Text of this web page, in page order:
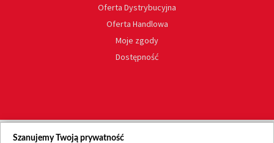
Oferta Dystrybucyjna
Oferta Handlowa
Moje zgody
Dostępność
Szanujemy Twoją prywatność